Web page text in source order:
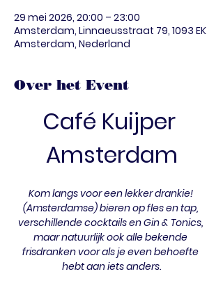
29 mei 2026, 20:00 – 23:00
Amsterdam, Linnaeusstraat 79, 1093 EK
Amsterdam, Nederland
Over het Event
Café Kuijper
Amsterdam
Kom langs voor een lekker drankie!
(Amsterdamse) bieren op fles en tap,
verschillende cocktails en Gin & Tonics,
maar natuurlijk ook alle bekende
frisdranken voor als je even behoefte
hebt aan iets anders.